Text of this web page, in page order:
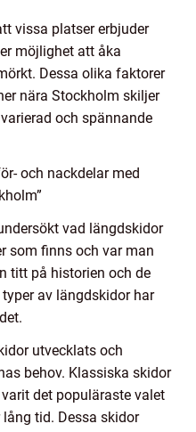
vissa platser erbjuder
möjlighet att åka
Dessa olika faktorer
nära Stockholm skiljer
och spännande
och nackdelar med
vad längdskidor
som finns och var man
titt på historien och de
av längdskidor har
utvecklats och
behov. Klassiska skidor
det populäraste valet
tid. Dessa skidor